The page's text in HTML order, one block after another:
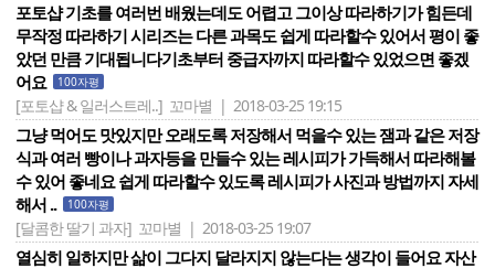
포토샵 기초를 여러번 배웠는데도 어렵고 그이상 따라하기가 힘든데
무작정 따라하기 시리즈는 다른 과목도 쉽게 따라할수 있어서 평이 좋
았던 만큼 기대됩니다기초부터 중급자까지 따라할수 있었으면 좋겠
어요
100자평
[포토샵 & 일러스트레..] 꼬마별 | 2018-03-25 19:15
그냥 먹어도 맛있지만 오래도록 저장해서 먹을수 있는 잼과 같은 저장
식과 여러 빵이나 과자등을 만들수 있는 레시피가 가득해서 따라해볼
수 있어 좋네요 쉽게 따라할수 있도록 레시피가 사진과 방법까지 자세
해서 ..
100자평
[달콤한 딸기 과자] 꼬마별 | 2018-03-25 19:07
열심히 일하지만 삶이 그다지 달라지지 않는다는 생각이 들어요 자산